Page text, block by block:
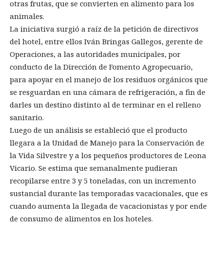
otras frutas, que se convierten en alimento para los
animales.
La iniciativa surgió a raíz de la petición de directivos
del hotel, entre ellos Iván Bringas Gallegos, gerente de
Operaciones, a las autoridades municipales, por
conducto de la Dirección de Fomento Agropecuario,
para apoyar en el manejo de los residuos orgánicos que
se resguardan en una cámara de refrigeración, a fin de
darles un destino distinto al de terminar en el relleno
sanitario.
Luego de un análisis se estableció que el producto
llegara a la Unidad de Manejo para la Conservación de
la Vida Silvestre y a los pequeños productores de Leona
Vicario. Se estima que semanalmente pudieran
recopilarse entre 3 y 5 toneladas, con un incremento
sustancial durante las temporadas vacacionales, que es
cuando aumenta la llegada de vacacionistas y por ende
de consumo de alimentos en los hoteles.